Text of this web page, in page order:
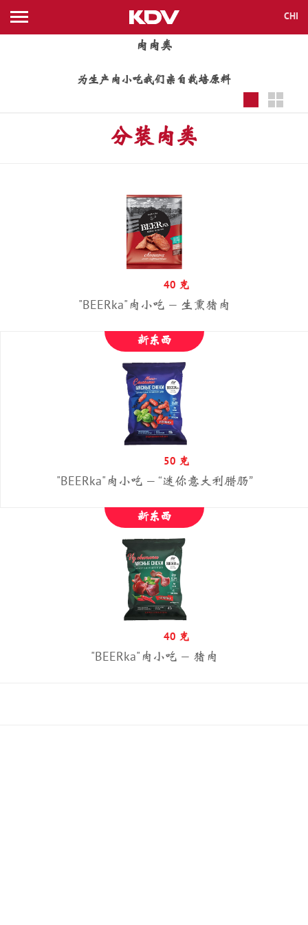
所有新闻
在目录的寻找
?
CHI
ENG
KAZ
RUS
肉肉类
为生产肉小吃我们亲自栽培原料
分装肉类
40 克
"BEERka"肉小吃 — 生熏猪肉
50 克
"BEERka"肉小吃 — “迷你意大利腊肠”
新东西
40 克
"BEERka"肉小吃 — 猪肉
新东西